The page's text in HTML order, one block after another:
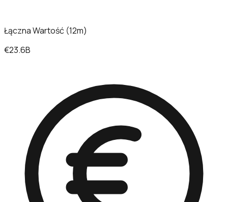
Łączna Wartość (12m)
€23.6B